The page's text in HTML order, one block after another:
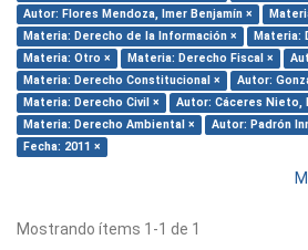
Autor: Flores Mendoza, Imer Benjamín ×
Materia: Derecho de la Información ×
Materia:
Materia: Otro ×
Materia: Derecho Fiscal ×
Materia: Derecho Constitucional ×
Autor:
Materia: Derecho Civil ×
Autor: Cáceres Nieto,
Materia: Derecho Ambiental ×
Autor: Padrón
Fecha: 2011 ×
Mostrando ítems 1-1 de 1